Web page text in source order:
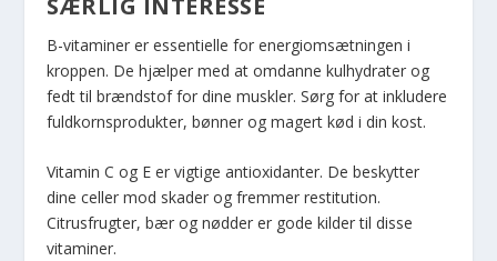
B-vitaminer er essentielle for energiomsætningen i
kroppen. De hjælper med at omdanne kulhydrater og
fedt til brændstof for dine muskler. Sørg for at inkludere
fuldkornsprodukter, bønner og magert kød i din kost.
Vitamin C og E er vigtige antioxidanter. De beskytter
dine celler mod skader og fremmer restitution.
Citrusfrugter, bær og nødder er gode kilder til disse
vitaminer.